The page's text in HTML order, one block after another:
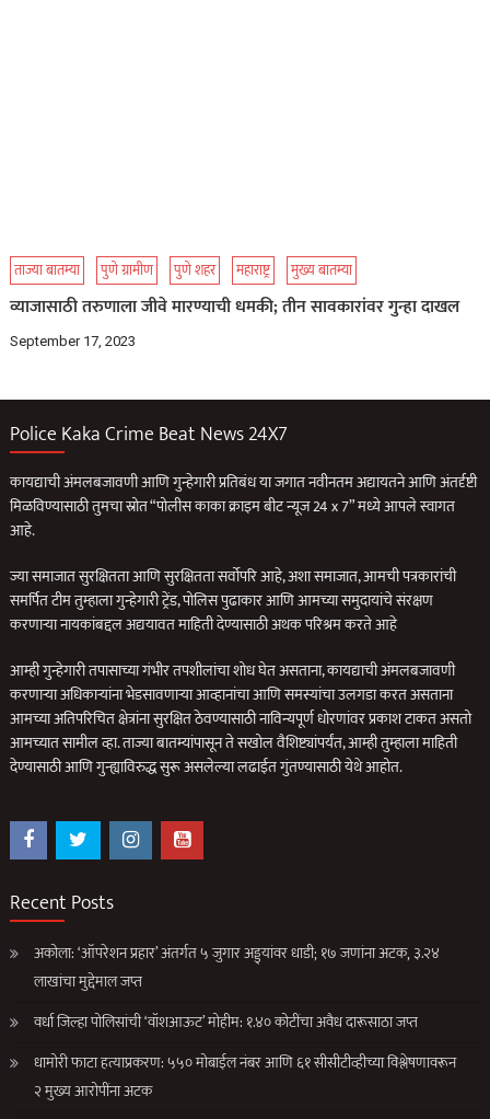
ताज्या बातम्या पुणे ग्रामीण पुणे शहर महाराष्ट्र मुख्य बातम्या
व्याजासाठी तरुणाला जीवे मारण्याची धमकी; तीन सावकारांवर गुन्हा दाखल
September 17, 2023
Police Kaka Crime Beat News 24X7
कायद्याची अंमलबजावणी आणि गुन्हेगारी प्रतिबंध या जगात नवीनतम अद्यायतने आणि अंतर्दृष्टी
मिळविण्यासाठी तुमचा स्रोत “पोलीस काका क्राइम बीट न्यूज 24 x 7” मध्ये आपले स्वागत
आहे.
ज्या समाजात सुरक्षितता आणि सुरक्षितता सर्वोपरि आहे, अशा समाजात, आमची पत्रकारांची
समर्पित टीम तुम्हाला गुन्हेगारी ट्रेंड, पोलिस पुढाकार आणि आमच्या समुदायांचे संरक्षण
करणार्‍या नायकांबद्दल अद्ययावत माहिती देण्यासाठी अथक परिश्रम करते आहे
आम्ही गुन्हेगारी तपासाच्या गंभीर तपशीलांचा शोध घेत असताना, कायद्याची अंमलबजावणी
करणार्‍या अधिकार्‍यांना भेडसावणार्‍या आव्हानांचा आणि समस्यांचा उलगडा करत असताना
आमच्या अतिपरिचित क्षेत्रांना सुरक्षित ठेवण्यासाठी नाविन्यपूर्ण धोरणांवर प्रकाश टाकत असतो
आमच्यात सामील व्हा. ताज्या बातम्यांपासून ते सखोल वैशिष्ट्यांपर्यंत, आम्ही तुम्हाला माहिती
देण्यासाठी आणि गुन्ह्याविरुद्ध सुरू असलेल्या लढाईत गुंतण्यासाठी येथे आहोत.
Recent Posts
अकोला: ‘ऑपरेशन प्रहार’ अंतर्गत ५ जुगार अड्ड्यांवर धाडी; १७ जणांना अटक, ३.२४
लाखांचा मुद्देमाल जप्त
वर्धा जिल्हा पोलिसांची ‘वॉशआऊट’ मोहीम: १.४० कोटींचा अवैध दारूसाठा जप्त
धामोरी फाटा हत्याप्रकरण: ५५० मोबाईल नंबर आणि ६१ सीसीटीव्हीच्या विश्लेषणावरून
२ मुख्य आरोपींना अटक